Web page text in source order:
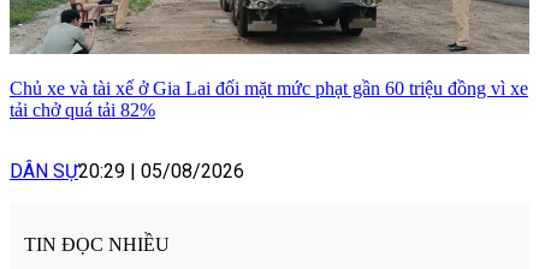
Chủ xe và tài xế ở Gia Lai đối mặt mức phạt gần 60 triệu đồng vì xe
tải chở quá tải 82%
DÂN SỰ20:29 05/08/2026
TIN ĐỌC NHIỀU